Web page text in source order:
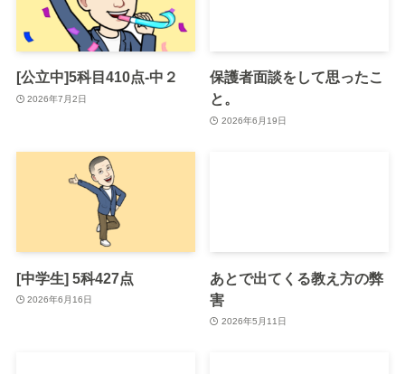
[公立中]5科目410点-中２
2026年7月2日
保護者面談をして思ったこ
と。
2026年6月19日
[中学生] 5科427点
2026年6月16日
あとで出てくる教え方の弊
害
2026年5月11日